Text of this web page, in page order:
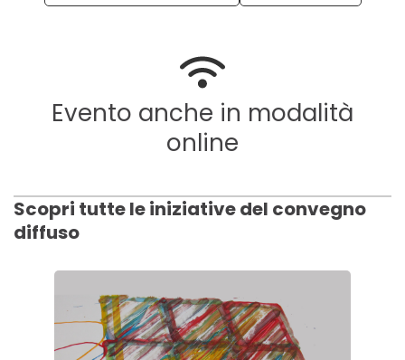
Evento anche in modalità
online
Scopri tutte le iniziative del convegno
diffuso